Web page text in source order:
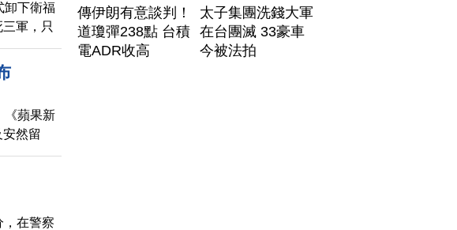
卸下衛福
軍，只
指揮官的
說一百
《蘋果新
然留
，在警察
傳伊朗有意談判！
道瓊彈238點 台積
電ADR收高
太子集團洗錢大軍
在台團滅 33豪車
今被法拍